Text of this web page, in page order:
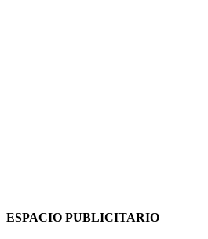
ESPACIO PUBLICITARIO